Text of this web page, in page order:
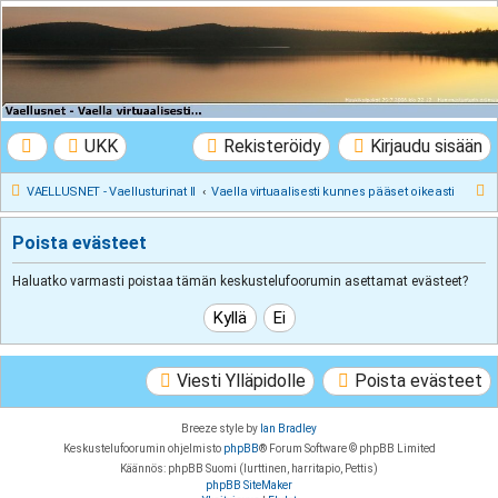
VAELLUSNET -
Vaellusturinat II
UKK Kirjaudu sisään
Rekisteröidy
VAELLUSNET - Vaellusturinat II Vaella virtuaalisesti kunnes pääset oikeasti
t
Poista evästeet
Haluatko varmasti poistaa tämän keskustelufoorumin asettamat evästeet?
Poista evästeet
Viesti Ylläpidolle
Breeze style by Ian Bradley
Keskustelufoorumin ohjelmisto phpBB® Forum Software © phpBB Limited
Käännös: phpBB Suomi (lurttinen, harritapio, Pettis)
phpBB SiteMaker